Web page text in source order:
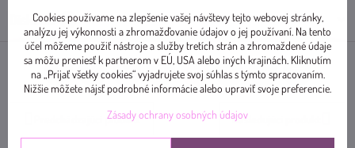
Diskusia 0
FacebookTwitter BlueskyPinterestReddit LinkedInWhatsApp
E-
mail
Predchádzajúci produkt Nasledujúci produkt
Cookies používame na zlepšenie vašej návštevy tejto webovej stránky,
analýzu jej výkonnosti a zhromažďovanie údajov o jej používaní. Na tento
účel môžeme použiť nástroje a služby tretích strán a zhromaždené údaje
sa môžu preniesť k partnerom v EÚ, USA alebo iných krajinách. Kliknutím
na „Prijať všetky cookies“ vyjadrujete svoj súhlas s týmto spracovaním.
Nižšie môžete nájsť podrobné informácie alebo upraviť svoje preferencie.
Zásady ochrany osobných údajov